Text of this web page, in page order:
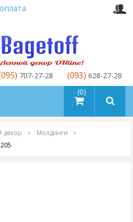
товаров (0)
707-27-28 (093) 628-27-28
декор
Молдинги